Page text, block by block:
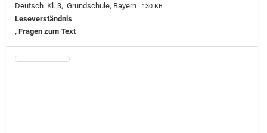
Deutsch Kl. 3, Grundschule, Bayern 130 KB
Leseverständnis
, Fragen zum Text